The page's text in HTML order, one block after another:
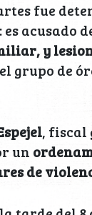
fue
: es acusado
y
grupo de
, fiscal
un
de